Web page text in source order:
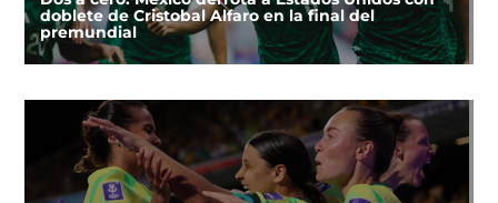
doblete de Cristobal Alfaro en la final del
premundial